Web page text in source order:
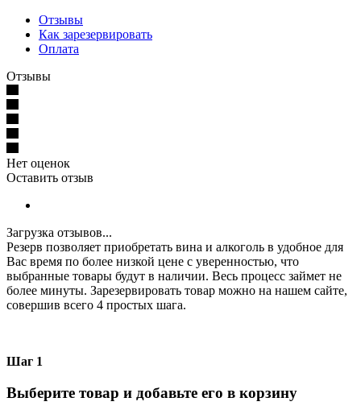
Отзывы
Как зарезервировать
Оплата
Отзывы
Нет оценок
Оставить отзыв
Загрузка отзывов...
Резерв позволяет приобретать вина и алкоголь в удобное для
Вас время по более низкой цене с уверенностью, что
выбранные товары будут в наличии. Весь процесс займет не
более минуты. Зарезервировать товар можно на нашем сайте,
совершив всего 4 простых шага.
Шаг 1
Выберите товар и добавьте его в корзину